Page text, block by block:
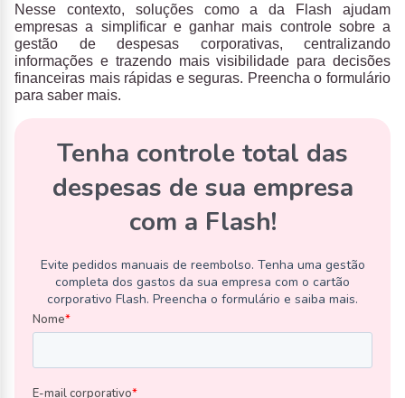
Nesse contexto, soluções como a da Flash ajudam
empresas a simplificar e ganhar mais controle sobre a
gestão de despesas corporativas, centralizando
informações e trazendo mais visibilidade para decisões
financeiras mais rápidas e seguras. Preencha o formulário
para saber mais.